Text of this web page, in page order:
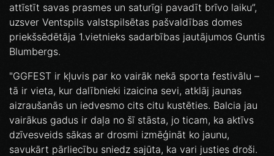
attīstīt savas prasmes un saturīgi pavadīt brīvo laiku”,
uzsver Ventspils valstspilsētas pašvaldības domes
priekšsēdētāja 1.vietnieks sadarbības jautājumos Guntis
Blumbergs.
"GGFEST ir kļuvis par ko vairāk nekā sporta festivālu –
tā ir vieta, kur dalībnieki izaicina sevi, atklāj jaunas
aizraušanās un iedvesmo cits citu kustēties. Balcia jau
vairākus gadus ir daļa no šī stāsta, jo ticam, ka aktīvs
dzīvesveids sākas ar drosmi izmēģināt ko jaunu,
savukārt pārliecību sniedz sajūta, ka vari justies droši.